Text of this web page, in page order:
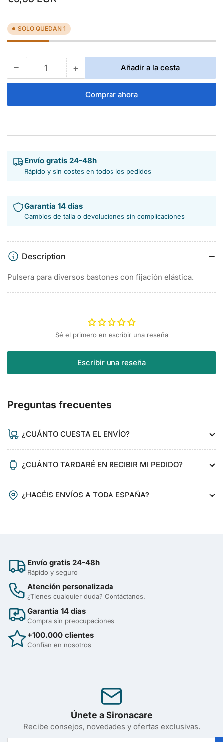
SOLO QUEDAN 1
− Reducir
cantidad
Pulsera
color
Cantidad +Aumentar
cantidad
para
Pulsera
color
Añadir a la cesta
Comprar ahora
Envío gratis 24-48h
Rápido y sin costes en todos los pedidos
Garantía 14 días
Cambios de talla o devoluciones sin complicaciones
Description
Pulsera para diversos bastones con fijación elástica.
Sé el primero en escribir una reseña
Escribir una reseña
Preguntas frecuentes
¿CUÁNTO CUESTA EL ENVÍO?
¿CUÁNTO TARDARÉ EN RECIBIR MI PEDIDO?
¿HACÉIS ENVÍOS A TODA ESPAÑA?
Envío gratis 24-48h
Rápido y seguro
Atención personalizada
¿Tienes cualquier duda? Contáctanos.
Garantía 14 días
Compra sin preocupaciones
+100.000 clientes
Confían en nosotros
Únete a Sironacare
Recibe consejos, novedades y ofertas exclusivas.